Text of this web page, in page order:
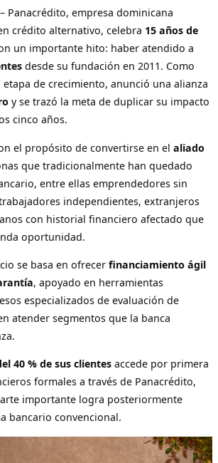
– Panacrédito, empresa dominicana
crédito alternativo, celebra 15 años de
un importante hito: haber atendido a
desde su fundación en 2011. Como
etapa de crecimiento, anunció una alianza
y se trazó la meta de duplicar su impacto
cinco años.
el propósito de convertirse en el aliado
que tradicionalmente han quedado
entre ellas emprendedores sin
independientes, extranjeros
con historial financiero afectado que
oportunidad.
se basa en ofrecer financiamiento ágil
, apoyado en herramientas
especializados de evaluación de
atender segmentos que la banca
40 % de sus clientes accede por primera
formales a través de Panacrédito,
importante logra posteriormente
bancario convencional.